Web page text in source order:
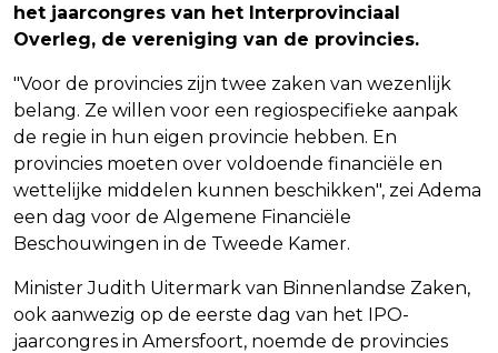
het jaarcongres van het Interprovinciaal
Overleg, de vereniging van de provincies.
"Voor de provincies zijn twee zaken van wezenlijk
belang. Ze willen voor een regiospecifieke aanpak
de regie in hun eigen provincie hebben. En
provincies moeten over voldoende financiële en
wettelijke middelen kunnen beschikken", zei Adema
een dag voor de Algemene Financiële
Beschouwingen in de Tweede Kamer.
Minister Judith Uitermark van Binnenlandse Zaken,
ook aanwezig op de eerste dag van het IPO-
jaarcongres in Amersfoort, noemde de provincies